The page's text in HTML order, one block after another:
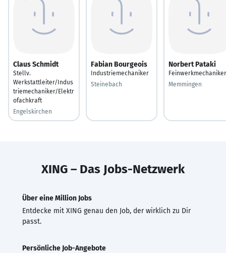
Claus Schmidt
Stellv.
Werkstattleiter/Indus
triemechaniker/Elektr
ofachkraft
Engelskirchen
Fabian Bourgeois
Industriemechaniker
Steinebach
Norbert Pataki
Feinwerkmechaniker
Memmingen
XING – Das Jobs-Netzwerk
Über eine Million Jobs
Entdecke mit XING genau den Job, der wirklich zu Dir
passt.
Persönliche Job-Angebote